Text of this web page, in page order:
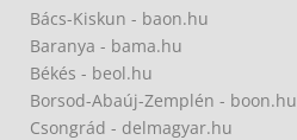
Bács-Kiskun - baon.hu
Baranya - bama.hu
Békés - beol.hu
Borsod-Abaúj-Zemplén - boon.hu
Csongrád - delmagyar.hu